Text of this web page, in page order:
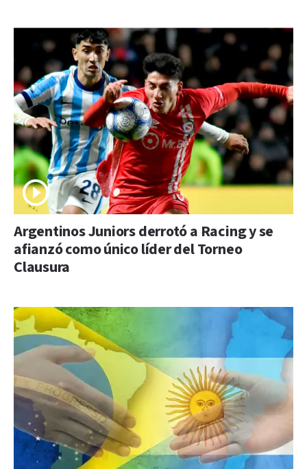
Argentinos Juniors derrotó a Racing y se
afianzó como único líder del Torneo
Clausura